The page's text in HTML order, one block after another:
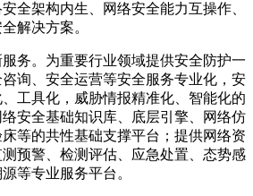
全架构内生、网络安全能力互操作、
解决方案。
服务。为重要行业领域提供安全防护一
询、安全运营等安全服务专业化，安
工具化，威胁情报精准化、智能化的
安全基础知识库、底层引擎、网络仿
等的共性基础支撑平台；提供网络资
预警、检测评估、应急处置、态势感
等专业服务平台。